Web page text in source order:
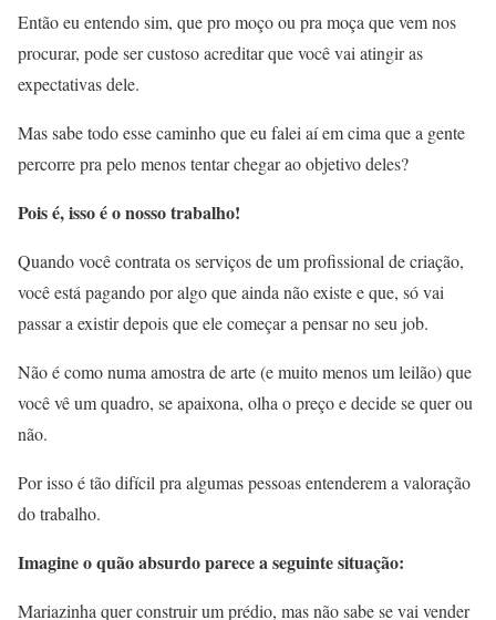
Então eu entendo sim, que pro moço ou pra moça que vem nos
procurar, pode ser custoso acreditar que você vai atingir as
expectativas dele.
Mas sabe todo esse caminho que eu falei aí em cima que a gente
percorre pra pelo menos tentar chegar ao objetivo deles?
Pois é, isso é o nosso trabalho!
Quando você contrata os serviços de um profissional de criação,
você está pagando por algo que ainda não existe e que, só vai
passar a existir depois que ele começar a pensar no seu job.
Não é como numa amostra de arte (e muito menos um leilão) que
você vê um quadro, se apaixona, olha o preço e decide se quer ou
não.
Por isso é tão difícil pra algumas pessoas entenderem a valoração
do trabalho.
Imagine o quão absurdo parece a seguinte situação:
Mariazinha quer construir um prédio, mas não sabe se vai vender